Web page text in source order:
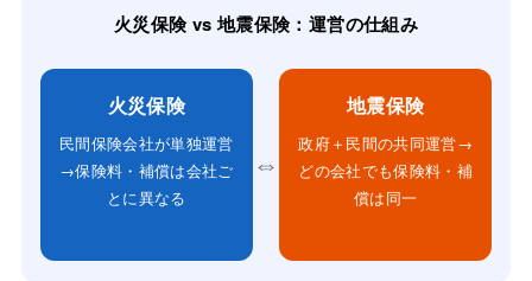
火災保険 vs 地震保険：運営の仕組み
火災保険
民間保険会社が単独運営
→保険料・補償は会社ご
とに異なる
⇔
地震保険
政府＋民間の共同運営→
どの会社でも保険料・補
償は同一